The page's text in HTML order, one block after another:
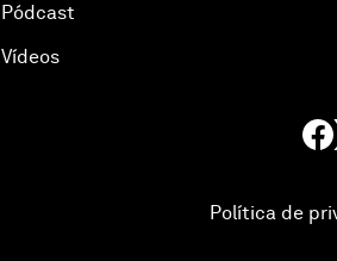
Pódcast
Vídeos
Política de